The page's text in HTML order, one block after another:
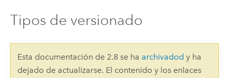
Tipos de versionado
Esta documentación de 2.8 se ha archivadod y ha
dejado de actualizarse. El contenido y los enlaces